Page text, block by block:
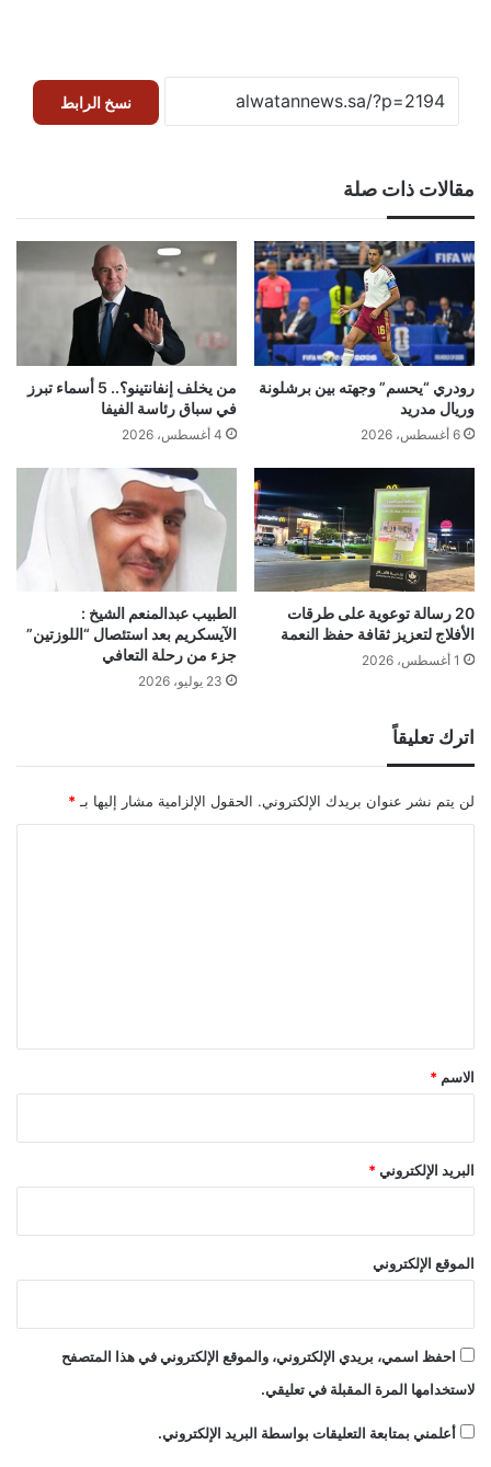
نسخ الرابط
مقالات ذات صلة
رودري “يحسم” وجهته بين برشلونة
وريال مدريد
6 أغسطس، 2026
من يخلف إنفانتينو؟.. 5 أسماء تبرز
في سباق رئاسة الفيفا
4 أغسطس، 2026
20 رسالة توعوية على طرقات
الأفلاج لتعزيز ثقافة حفظ النعمة
1 أغسطس، 2026
الطبيب عبدالمنعم الشيخ :
الآيسكريم بعد استئصال “اللوزتين”
جزء من رحلة التعافي
23 يوليو، 2026
اترك تعليقاً
لن يتم نشر عنوان بريدك الإلكتروني. الحقول الإلزامية مشار إليها بـ *
*
الاسم *
البريد الإلكتروني*
الموقع الإلكتروني
احفظ اسمي، بريدي الإلكتروني، والموقع الإلكتروني في هذا المتصفح
لاستخدامها المرة المقبلة في تعليقي.
أعلمني بمتابعة التعليقات بواسطة البريد الإلكتروني.